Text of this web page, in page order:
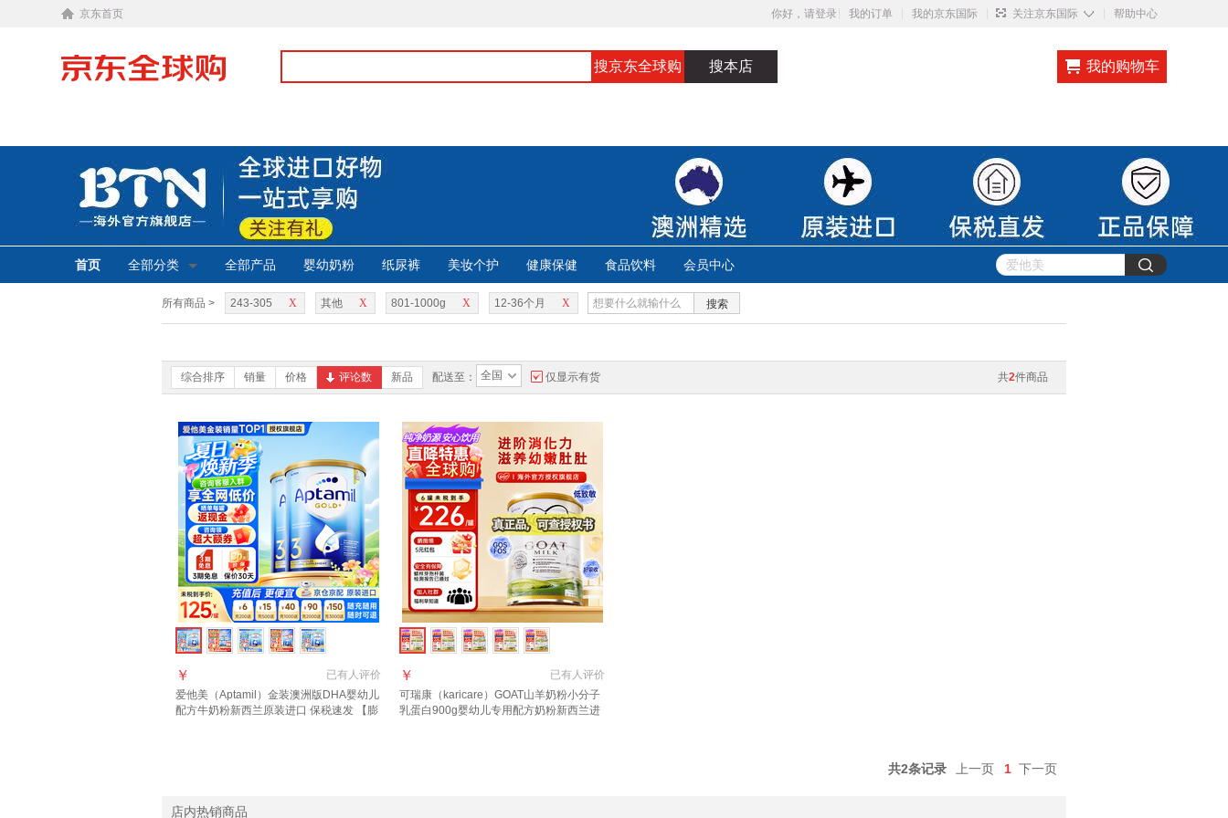
京东首页 你好，请登录 我的订单 我的京东国际 关注京东国际 ◇ 帮助中心
搜京东全球购 搜本店 我的购物车
首页 全部分类 全部产品 婴幼奶粉 纸尿裤 美妆个护 健康保健 食品饮料 会员中心
所有商品 > X
243-305 X
其他 X
801-1000g X
12-36个月 搜索
共2件商品
综合排序 销量 价格 评论数 新品 配送至： 全国 仅显示有货
已有人评价
￥
爱他美（Aptamil）金装澳洲版DHA婴幼儿
配方牛奶粉新西兰原装进口 保税速发 【膨
已有人评价
￥
可瑞康（karicare）GOAT山羊奶粉小分子
乳蛋白900g婴幼儿专用配方奶粉新西兰进
共2条记录 上一页 1 下一页
店内热销商品